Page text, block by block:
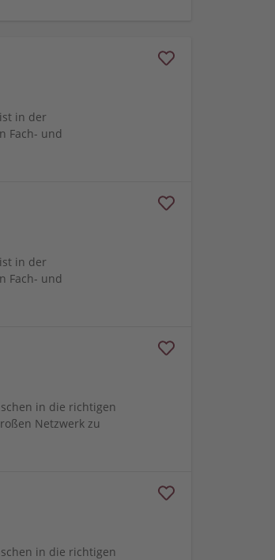
in der
Fach- und
in der
Fach- und
in die richtigen
Netzwerk zu
in die richtigen